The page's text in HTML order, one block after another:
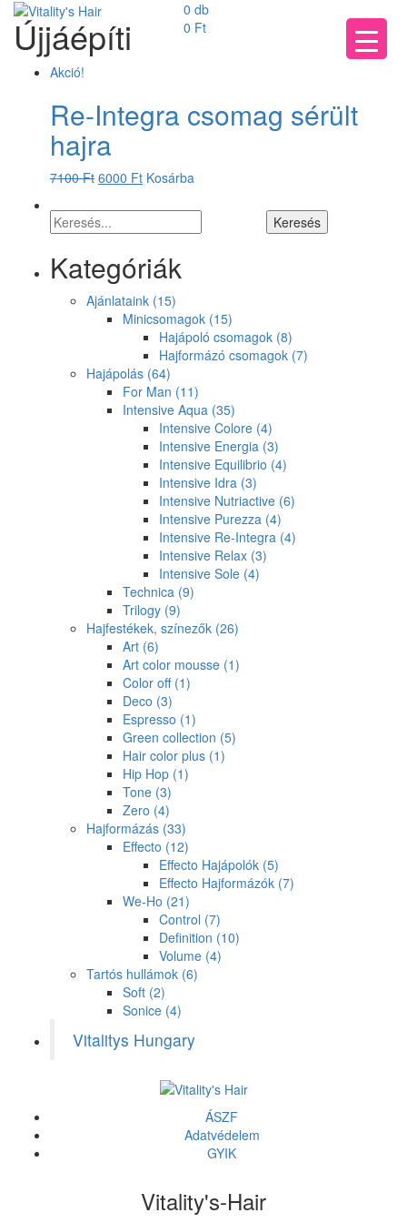
0 db
0 Ft
Újjáépíti
Akció!
Re-Integra csomag sérült
hajra
7100Ft 6000 Ft Kosárba
Kategóriák
Ajánlataink (15)
Minicsomagok (15)
Hajápoló csomagok (8)
Hajformázó csomagok (7)
Hajápolás (64)
For Man (11)
Intensive Aqua (35)
Intensive Colore (4)
Intensive Energia (3)
Intensive Equilibrio (4)
Intensive Idra (3)
Intensive Nutriactive (6)
Intensive Purezza (4)
Intensive Re-Integra (4)
Intensive Relax (3)
Intensive Sole (4)
Technica (9)
Trilogy (9)
Hajfestékek, színezők (26)
Art (6)
Art color mousse (1)
Color off (1)
Deco (3)
Espresso (1)
Green collection (5)
Hair color plus (1)
Hip Hop (1)
Tone (3)
Zero (4)
Hajformázás (33)
Effecto (12)
Effecto Hajápolók (5)
Effecto Hajformázók (7)
We-Ho (21)
Control (7)
Definition (10)
Volume (4)
Tartós hullámok (6)
Soft (2)
Sonice (4)
Vitalitys Hungary
ÁSZF
Adatvédelem
GYIK
Vitality's-Hair